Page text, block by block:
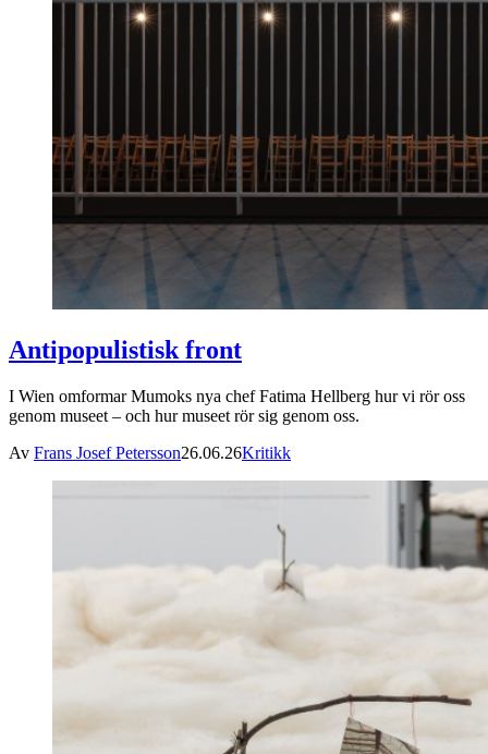
Antipopulistisk front
I Wien omformar Mumoks nya chef Fatima Hellberg hur vi rör oss
genom museet – och hur museet rör sig genom oss.
Av Frans Josef Petersson26.06.26Kritikk